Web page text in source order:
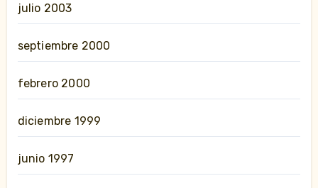
julio 2003
septiembre 2000
febrero 2000
diciembre 1999
junio 1997